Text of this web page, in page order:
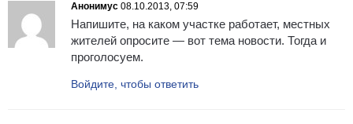
Анонимус 08.10.2013, 07:59
Напишите, на каком участке работает, местных
жителей опросите — вот тема новости. Тогда и
проголосуем.
Войдите, чтобы ответить